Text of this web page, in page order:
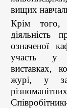
вищих
Крім того,
діяльність
означеної
участь у
виставках,
журі, у